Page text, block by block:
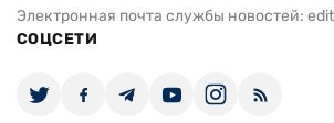
Электронная почта службы новостей:
СОЦСЕТИ